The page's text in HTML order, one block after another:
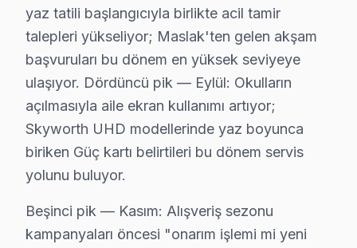
Gümüşdere, İstanbul’un huzurlu köylerinden biridir.
Huzur'da Skyworth TV Servisi
Huzur Mahallesi, İstanbul'un doğal yeşilliklerinin
İstinye'de Skyworth TV Servisi
İstinye, tarihi dokusu ve kültürel zenginlikleriyle
Kazım Karabekir Paşa'da Skyworth TV Servisi
Kazım Karabekir Paşa Mahallesi, kentsel dönüşüm
Kısırkaya'da Skyworth TV Servisi
yaz tatili başlangıcıyla birlikte acil tamir
talepleri yükseliyor; Maslak'ten gelen akşam
başvuruları bu dönem en yüksek seviyeye
ulaşıyor. Dördüncü pik — Eylül: Okulların
açılmasıyla aile ekran kullanımı artıyor;
Skyworth UHD modellerinde yaz boyunca
biriken Güç kartı belirtileri bu dönem servis
yolunu buluyor.
Beşinci pik — Kasım: Alışveriş sezonu
kampanyaları öncesi "onarım işlemi mi yeni